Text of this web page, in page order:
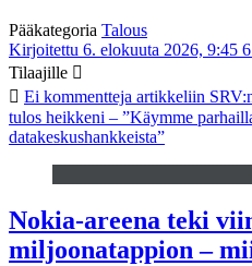
Pääkategoria Talous
Kirjoitettu 6. elokuuta 2026, 9:45
Tilaajille
Ei kommentteja artikkeliin
tulos heikkeni – ”Käymme
datakeskushankkeista”
Nokia-areena teki
miljoonatappion –